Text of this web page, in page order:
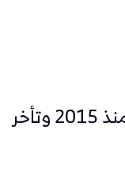
اليمن يواجه أسوأ أزمة سيولة منذ 2015 وتأخر